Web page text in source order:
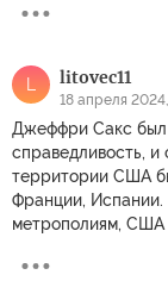
L litovec11
18 апреля 2024,
Джеффри Сакс был
справедливость, и
территории США
Франции,
метрополиям, США